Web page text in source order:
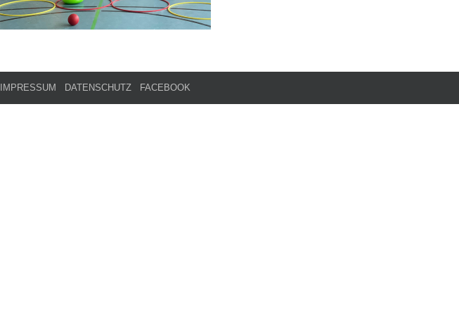
IMPRESSUM DATENSCHUTZ FACEBOOK